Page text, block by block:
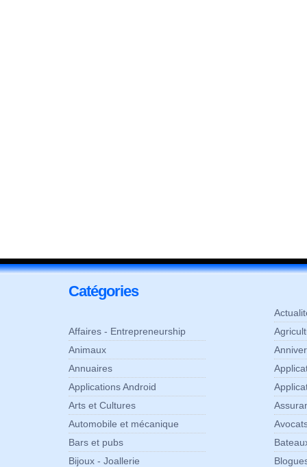
Catégories
Affaires - Entrepreneurship
Animaux
Annuaires
Applications Android
Arts et Cultures
Automobile et mécanique
Bars et pubs
Bijoux - Joallerie